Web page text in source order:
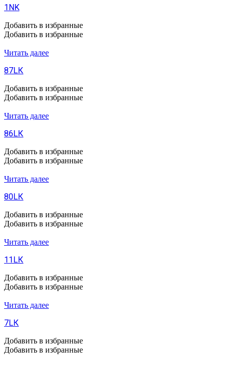
1NK
Добавить в избранные
Добавить в избранные
Читать далее
87LК
Добавить в избранные
Добавить в избранные
Читать далее
86LК
Добавить в избранные
Добавить в избранные
Читать далее
80LК
Добавить в избранные
Добавить в избранные
Читать далее
11LК
Добавить в избранные
Добавить в избранные
Читать далее
7LК
Добавить в избранные
Добавить в избранные